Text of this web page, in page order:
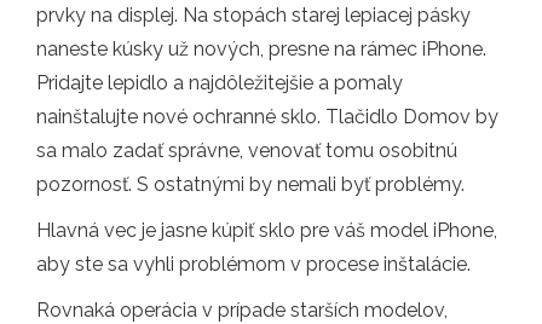
prvky na displej. Na stopách starej lepiacej pásky
naneste kúsky už nových, presne na rámec iPhone.
Pridajte lepidlo a najdôležitejšie a pomaly
nainštalujte nové ochranné sklo. Tlačidlo Domov by
sa malo zadať správne, venovať tomu osobitnú
pozornosť. S ostatnými by nemali byť problémy.
Hlavná vec je jasne kúpiť sklo pre váš model iPhone,
aby ste sa vyhli problémom v procese inštalácie.
Rovnaká operácia v prípade starších modelov,